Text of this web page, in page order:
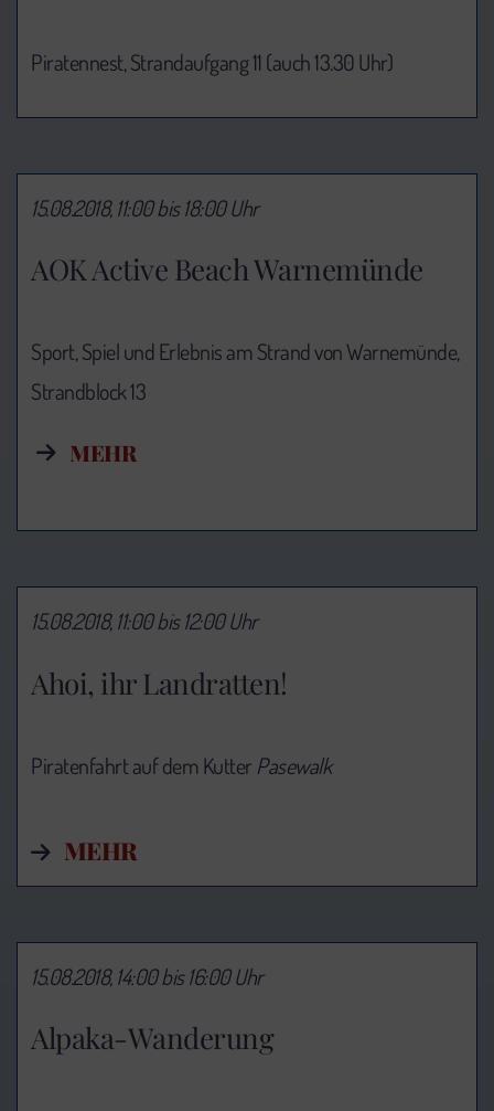
Piratennest, Strandaufgang 11 (auch 13.30 Uhr)
AOK Active Beach Warnemünde
15.08.2018, 11:00 bis 18:00 Uhr
Sport, Spiel und Erlebnis am Strand von Warnemünde,
Strandblock 13
MEHR
Ahoi, ihr Landratten!
15.08.2018, 11:00 bis 12:00 Uhr
Piratenfahrt auf dem Kutter Pasewalk
MEHR
Alpaka-Wanderung
15.08.2018, 14:00 bis 16:00 Uhr